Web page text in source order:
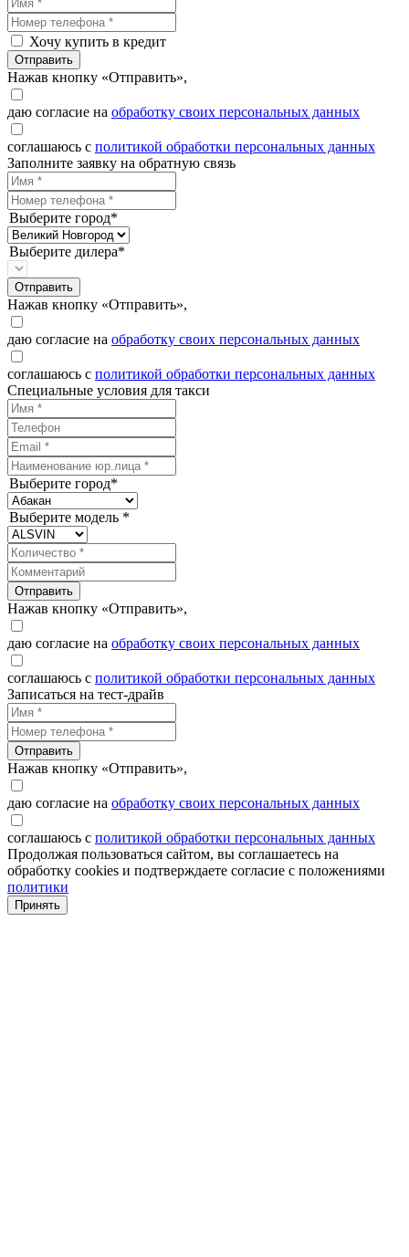
Хочу купить в кредит
Отправить
Нажав кнопку «Отправить»,
даю согласие на обработку своих персональных данных
соглашаюсь с политикой обработки персональных данных
Заполните заявку на обратную связь
Выберите город*
Выберите дилера*
Отправить
Нажав кнопку «Отправить»,
даю согласие на обработку своих персональных данных
соглашаюсь с политикой обработки персональных данных
Специальные условия для такси
Выберите город*
Выберите модель *
Отправить
Нажав кнопку «Отправить»,
даю согласие на обработку своих персональных данных
соглашаюсь с политикой обработки персональных данных
Записаться на тест-драйв
Отправить
Нажав кнопку «Отправить»,
даю согласие на обработку своих персональных данных
соглашаюсь с политикой обработки персональных данных
Продолжая пользоваться сайтом, вы соглашаетесь на
обработку cookies и подтверждаете согласие с положениями
политики
Принять